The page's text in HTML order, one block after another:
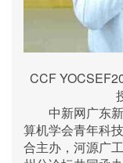
CCF
中新网广东新
算机学会青年科
合主办，河源广